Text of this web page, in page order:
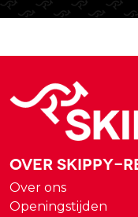
Over Skippy-
Over ons
Openingstijden